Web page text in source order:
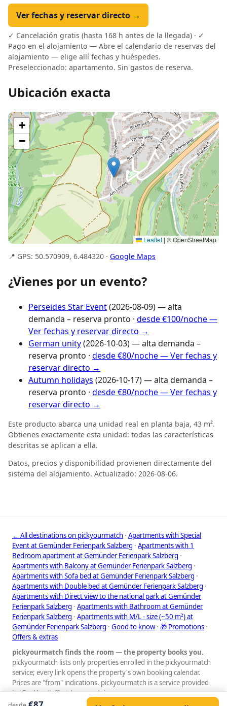
Ver fechas y reservar directo →
✓ Cancelación gratis (hasta 168 h antes de la llegada) · ✓
Pago en el alojamiento — Abre el calendario de reservas del
alojamiento — elige allí fechas y huéspedes.
Preseleccionado: apartamento. Sin gastos de reserva.
Ubicación exacta
+
−
Leaflet | © OpenStreetMap
📍 GPS: 50.570909, 6.484320 · Google Maps
¿Vienes por un evento?
Perseides Star Event(2026-08-09) — alta
demanda – reserva pronto · desde €100/noche —
Ver fechas y reservar directo →
German unity(2026-10-03) — alta demanda –
reserva pronto · desde €80/noche — Ver fechas y
reservar directo →
Autumn holidays (2026-10-17) — alta demanda –
reserva pronto · desde €80/noche — Ver fechas y
reservar directo →
Este producto abarca una unidad real en planta baja, 43 m².
Obtienes exactamente esta unidad: todas las características
descritas se aplican a ella.
Datos, precios y disponibilidad provienen directamente del
sistema del alojamiento. Actualizado: 2026-08-06.
← All destinations on pickyourmatch · Apartments with Special
Event at Gemünder Ferienpark Salzberg · Apartments with 1
Bedroom apartment at Gemünder Ferienpark Salzberg ·
Apartments with Balcony at Gemünder Ferienpark Salzberg ·
Apartments with Sofa bed at Gemünder Ferienpark Salzberg ·
Apartments with Double bed at Gemünder Ferienpark Salzberg ·
Apartments with Direct view to the national park at Gemünder
Ferienpark Salzberg · Apartments with Bathroom at Gemünder
Ferienpark Salzberg · Apartments with M/L - size (~50 m²) at
Gemünder Ferienpark Salzberg · Good to know· 🎁 Promotions ·
Offers & extras
pickyourmatch finds the room — the property books you.
pickyourmatch lists only properties enrolled in the pickyourmatch
service; every link opens the property's own booking calendar.
Prices are "from" indications. pickyourmatch is a service provided
by GauVendi. © pickyourmatch